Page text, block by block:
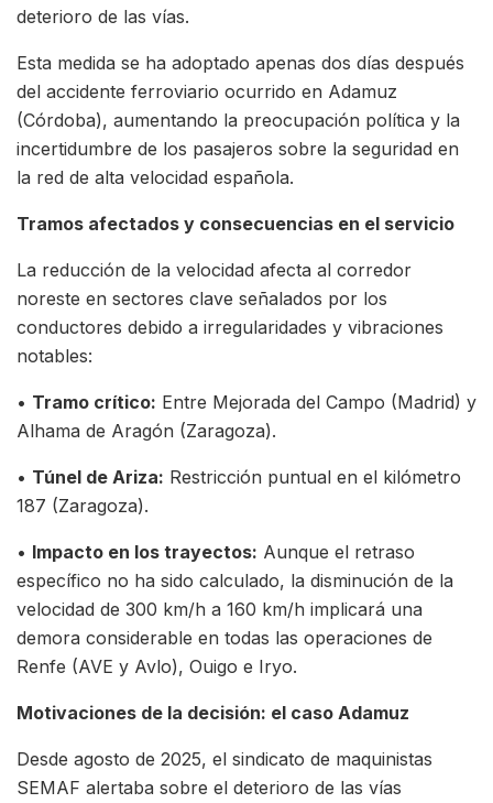
deterioro de las vías.
Esta medida se ha adoptado apenas dos días después
del accidente ferroviario ocurrido en Adamuz
(Córdoba), aumentando la preocupación política y la
incertidumbre de los pasajeros sobre la seguridad en
la red de alta velocidad española.
Tramos afectados y consecuencias en el servicio
La reducción de la velocidad afecta al corredor
noreste en sectores clave señalados por los
conductores debido a irregularidades y vibraciones
notables:
• Tramo crítico: Entre Mejorada del Campo (Madrid) y
Alhama de Aragón (Zaragoza).
• Túnel de Ariza: Restricción puntual en el kilómetro
187 (Zaragoza).
• Impacto en los trayectos: Aunque el retraso
específico no ha sido calculado, la disminución de la
velocidad de 300 km/h a 160 km/h implicará una
demora considerable en todas las operaciones de
Renfe (AVE y Avlo), Ouigo e Iryo.
Motivaciones de la decisión: el caso Adamuz
Desde agosto de 2025, el sindicato de maquinistas
SEMAF alertaba sobre el deterioro de las vías